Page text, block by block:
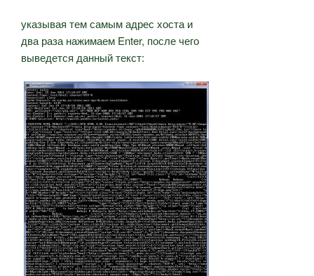
указывая тем самым адрес хоста и
два раза нажимаем Enter, после чего
выведется данный текст: